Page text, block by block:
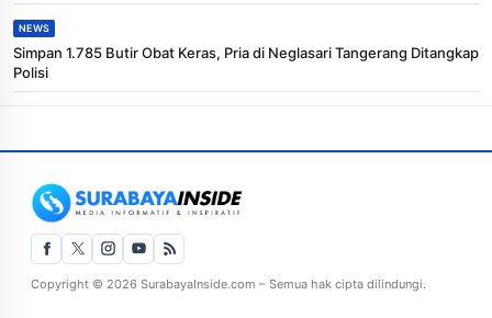
NEWS
Simpan 1.785 Butir Obat Keras, Pria di Neglasari Tangerang Ditangkap
Polisi
Copyright © 2026 SurabayaInside.com – Semua hak cipta dilindungi.